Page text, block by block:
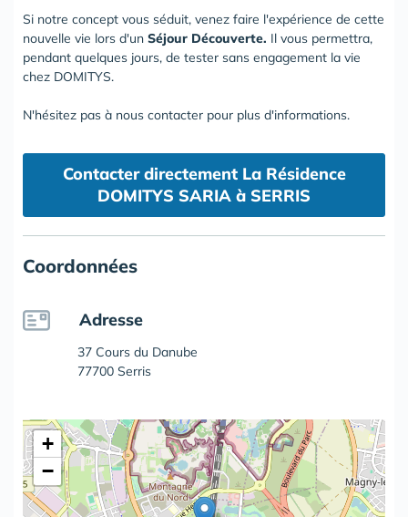
Si notre concept vous séduit, venez faire l'expérience de cette
nouvelle vie lors d'un Séjour Découverte. Il vous permettra,
pendant quelques jours, de tester sans engagement la vie
chez DOMITYS.
N'hésitez pas à nous contacter pour plus d'informations.
Contacter directement La Résidence
DOMITYS SARIA à SERRIS
Coordonnées
Adresse
37 Cours du Danube
77700 Serris
+
−